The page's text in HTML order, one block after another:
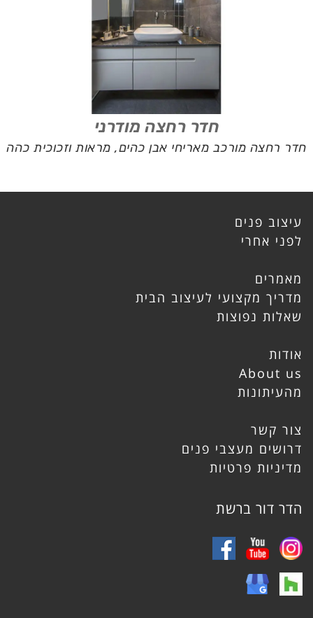
חדר רחצה מודרני
חדר רחצה מורכב מאריחי אבן כהים, מראות וזכוכית כהה
עיצוב פנים
לפני אחרי
מאמרים
מדריך מקצועי לעיצוב הבית
שאלות נפוצות
אודות
About us
מהעיתונות
צור קשר
דרושים מעצבי פנים
מדיניות פרטיות
הדר דור ברשת